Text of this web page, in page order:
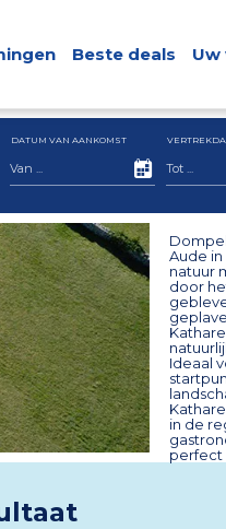
Beste deals Uw
DATUM VAN AANKOMST
Aude
natuur
door
Ideaal
in de
perfect